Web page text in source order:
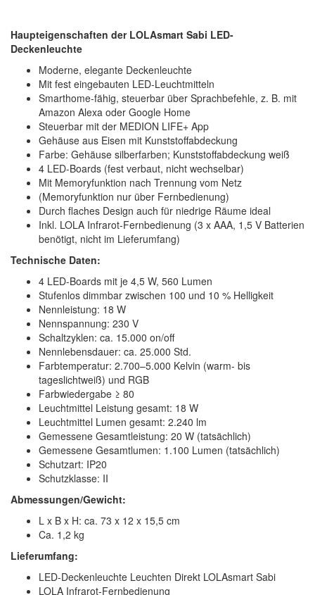
Haupteigenschaften der LOLAsmart Sabi LED-
Deckenleuchte
Moderne, elegante Deckenleuchte
Mit fest eingebauten LED-Leuchtmitteln
Smarthome-fähig, steuerbar über Sprachbefehle, z. B. mit
Amazon Alexa oder Google Home
Steuerbar mit der MEDION LIFE+ App
Gehäuse aus Eisen mit Kunststoffabdeckung
Farbe: Gehäuse silberfarben; Kunststoffabdeckung weiß
4 LED-Boards (fest verbaut, nicht wechselbar)
Mit Memoryfunktion nach Trennung vom Netz
(Memoryfunktion nur über Fernbedienung)
Durch flaches Design auch für niedrige Räume ideal
Inkl. LOLA Infrarot-Fernbedienung (3 x AAA, 1,5 V Batterien
benötigt, nicht im Lieferumfang)
Technische Daten:
4 LED-Boards mit je 4,5 W, 560 Lumen
Stufenlos dimmbar zwischen 100 und 10 % Helligkeit
Nennleistung: 18 W
Nennspannung: 230 V
Schaltzyklen: ca. 15.000 on/off
Nennlebensdauer: ca. 25.000 Std.
Farbtemperatur: 2.700–5.000 Kelvin (warm- bis
tageslichtweiß) und RGB
Farbwiedergabe ≥ 80
Leuchtmittel Leistung gesamt: 18 W
Leuchtmittel Lumen gesamt: 2.240 lm
Gemessene Gesamtleistung: 20 W (tatsächlich)
Gemessene Gesamtlumen: 1.100 Lumen (tatsächlich)
Schutzart: IP20
Schutzklasse: II
Abmessungen/Gewicht:
L x B x H: ca. 73 x 12 x 15,5 cm
Ca. 1,2 kg
Lieferumfang:
LED-Deckenleuchte Leuchten Direkt LOLAsmart Sabi
LOLA Infrarot-Fernbedienung